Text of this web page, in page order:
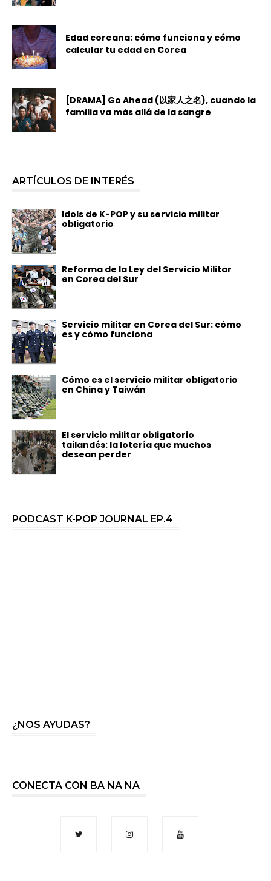
Edad coreana: cómo funciona y cómo
calcular tu edad en Corea
[DRAMA] Go Ahead (以家人之名), cuando la
familia va más allá de la sangre
ARTÍCULOS DE INTERÉS
Idols de K-POP y su servicio militar
obligatorio
Reforma de la Ley del Servicio Militar
en Corea del Sur
Servicio militar en Corea del Sur: cómo
es y cómo funciona
Cómo es el servicio militar obligatorio
en China y Taiwán
El servicio militar obligatorio
tailandés: la lotería que muchos
desean perder
PODCAST K-POP JOURNAL EP.4
¿NOS AYUDAS?
CONECTA CON BA NA NA